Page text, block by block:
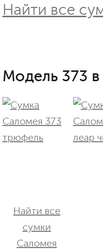
Найти все
Модель 373 в
Найти все
сумки
Саломея